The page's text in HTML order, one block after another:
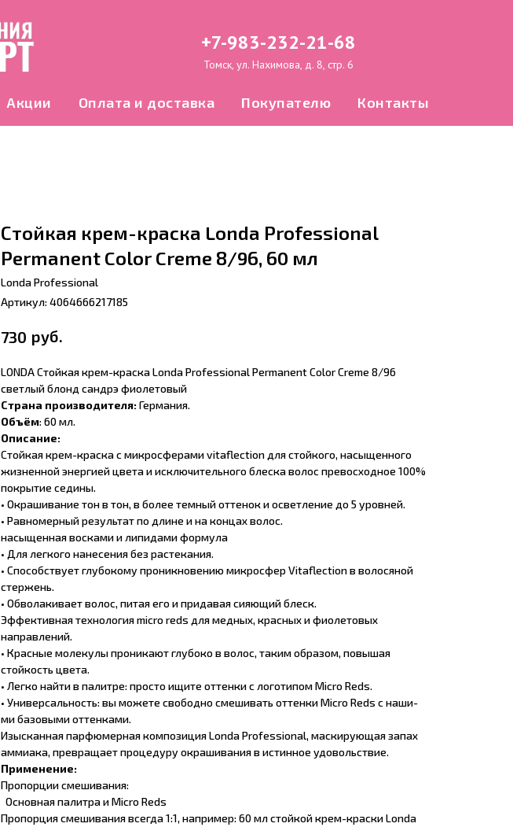
+7-983-232-21-68
Томск, ул. Нахимова, д. 8, стр. 6
Акции Оплата и доставка Покупателю Контакты
Стойкая крем-краска Londa Professional
Permanent Color Creme 8/96, 60 мл
Londa Professional
Артикул: 4064666217185
730 руб.
LONDA Стойкая крем-краска Londa Professional Permanent Color Creme 8/96
светлый блонд сандрэ фиолетовый
Страна производителя:Германия.
Объём: 60 мл.
Описание:
Стойкая крем-краска с микросферами vitaflection для стойкого, насыщенного
жизненной энергией цвета и исключительного блеска волос превосходное 100%
покрытие седины.
• Окрашивание тон в тон, в более темный оттенок и осветление до 5 уровней.
• Равномерный результат по длине и на концах волос.
насыщенная восками и липидами формула
• Для легкого нанесения без растекания.
• Способствует глубокому проникновению микросфер Vitaflection в волосяной
стержень.
• Обволакивает волос, питая его и придавая сияющий блеск.
Эффективная технология micro reds для медных, красных и фиолетовых
направлений.
• Красные молекулы проникают глубоко в волос, таким образом, повышая
стойкость цвета.
• Легко найти в палитре: просто ищите оттенки с логотипом Micro Reds.
• Универсальность: вы можете свободно смешивать оттенки Micro Reds с наши-
ми базовыми оттенками.
Изысканная парфюмерная композиция Londa Professional, маскирующая запах
аммиака, превращает процедуру окрашивания в истинное удовольствие.
Применение:
Пропорции смешивания:
Основная палитра и Micro Reds
Пропорция смешивания всегда 1:1, например: 60 мл стойкой крем-краски Londa